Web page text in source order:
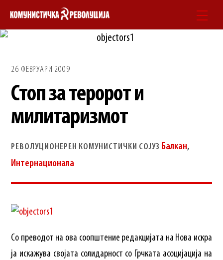
Skip
26 ФЕВРУАРИ 2009
Стоп за теророт и
милитаризмот
РЕВОЛУЦИОНЕРЕН КОМУНИСТИЧКИ СОЈУЗ Балкан,
Интернационала
Со преводот на ова соопштение редакцијата на Нова искра
ја искажува својата солидарност со Грчката асоцијација на